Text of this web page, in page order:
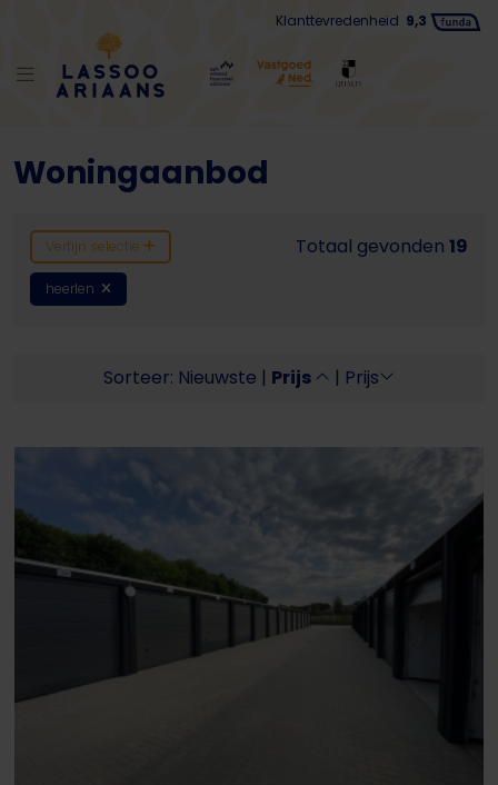
Klanttevredenheid 9,3
Woningaanbod
Verfijn selectie Totaal gevonden 19
heerlen
Sorteer: Nieuwste | Prijs | Prijs